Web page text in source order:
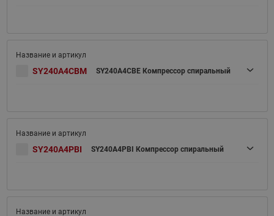
SY240A4CBM SY240A4CBE Компрессор спиральный
SY240A4PBI SY240A4PBI Компрессор спиральный